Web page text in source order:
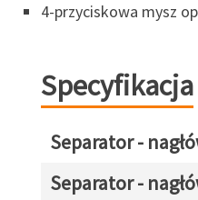
4-przyciskowa mysz
Specyfikacja
Separator -
Separator -